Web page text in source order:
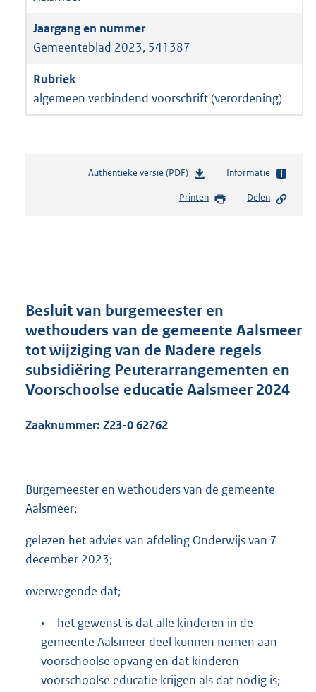
Gemeenteblad 2023, 541387
algemeen verbindend voorschrift (verordening)
Authentieke versie (PDF)b
s
r
o
t
t
:
Informatie
Printen Delen
Besluit van burgemeester en
wethouders van de gemeente Aalsmeer
tot wijziging van de Nadere regels
subsidiëring Peuterarrangementen en
Voorschoolse educatie Aalsmeer 2024
Zaaknummer: Z23-062762
Burgemeester en wethouders van de gemeente
Aalsmeer;
gelezen het advies van afdeling Onderwijs van 7
december 2023;
overwegende dat;
•
het gewenst is dat alle kinderen in de
gemeente Aalsmeer deel kunnen nemen aan
voorschoolse opvang en dat kinderen
voorschoolse educatie krijgen als dat nodig is;